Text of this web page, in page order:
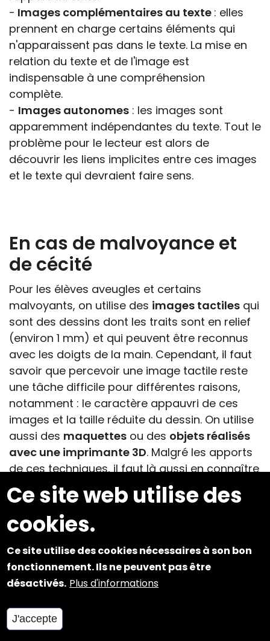
Ce site web utilise des
cookies.
Ce site utilise des cookies nécessaires à son bon
fonctionnement. Ils ne peuvent pas être
désactivés. Plus d'informations
J'accepte
- Images complémentaires au texte : elles
prennent en charge certains éléments qui
n'apparaissent pas dans le texte. La mise en
relation du texte et de l'image est
indispensable à une compréhension
complète.
- Images autonomes : les images sont
apparemment indépendantes du texte. Tout le
problème pour le lecteur est alors de
découvrir les liens implicites entre ces images
et le texte qui devraient faire sens.
En cas de malvoyance et
de cécité
Pour les élèves aveugles et certains
malvoyants, on utilise des images tactiles qui
sont des dessins dont les traits sont en relief
(environ 1 mm) et qui peuvent être reconnus
avec les doigts de la main. Cependant, il faut
savoir que percevoir une image tactile reste
une tâche difficile pour différentes raisons,
notamment : le caractère appauvri de ces
images et la taille réduite du dessin. On utilise
aussi des maquettes ou des objets réalisés
avec une imprimante 3D. Malgré les apports
de ces techniques, il faut là aussi en connaître
les
limites dues au changement d’échelle et
à la pauvreté de la texture. Il faut donc
accompagner la lecture des images tactiles
par uneverbalisation
message sensoriel en sera facilitée. Il est
parfois préférable desubstituer un texte à
l'imageet on peut alors élaborer un
qui sera proposé à l'élève sur son ordinateur.